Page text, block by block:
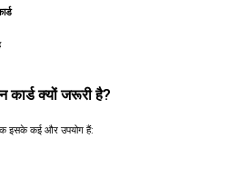
कार्ड क्यों जरूरी है?
इसके कई और उपयोग हैं: